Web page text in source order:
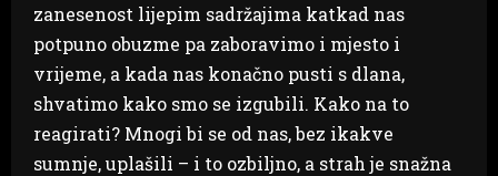
zanesenost lijepim sadržajima katkad nas
potpuno obuzme pa zaboravimo i mjesto i
vrijeme, a kada nas konačno pusti s dlana,
shvatimo kako smo se izgubili. Kako na to
reagirati? Mnogi bi se od nas, bez ikakve
sumnje, uplašili – i to ozbiljno, a strah je snažna